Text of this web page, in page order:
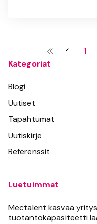
Kategoriat
Blogi
Uutiset
Tapahtumat
Uutiskirje
Referenssit
Luetuimmat
Mectalent kasvaa
tuotantokapasiteetti
1